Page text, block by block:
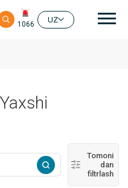
1066
UZ
Tomoni
dan
filtrlash